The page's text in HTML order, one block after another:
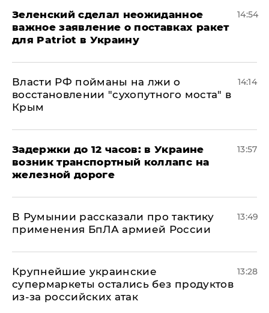
Зеленский сделал неожиданное
важное заявление о поставках ракет
для Patriot в Украину
14:54
Власти РФ пойманы на лжи о
восстановлении "сухопутного моста" в
Крым
14:14
Задержки до 12 часов: в Украине
возник транспортный коллапс на
железной дороге
13:57
В Румынии рассказали про тактику
применения БпЛА армией России
13:49
Крупнейшие украинские
супермаркеты остались без продуктов
из-за российских атак
13:28